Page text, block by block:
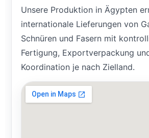
Unsere Produktion in Ägypten
internationale Lieferungen von
Schnüren und Fasern mit
Fertigung, Exportverpackung
Koordination je nach Zielland.